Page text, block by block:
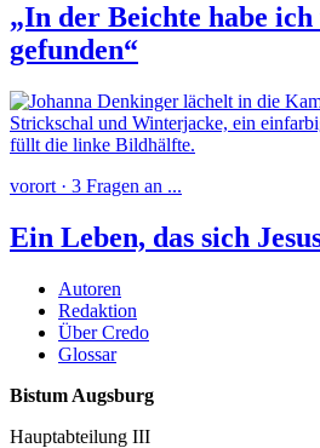
„In der Beichte habe
gefunden“
vorort · 3 Fragen an ...
Ein Leben, das sich
Autoren
Redaktion
Über Credo
Glossar
Bistum Augsburg
Hauptabteilung III